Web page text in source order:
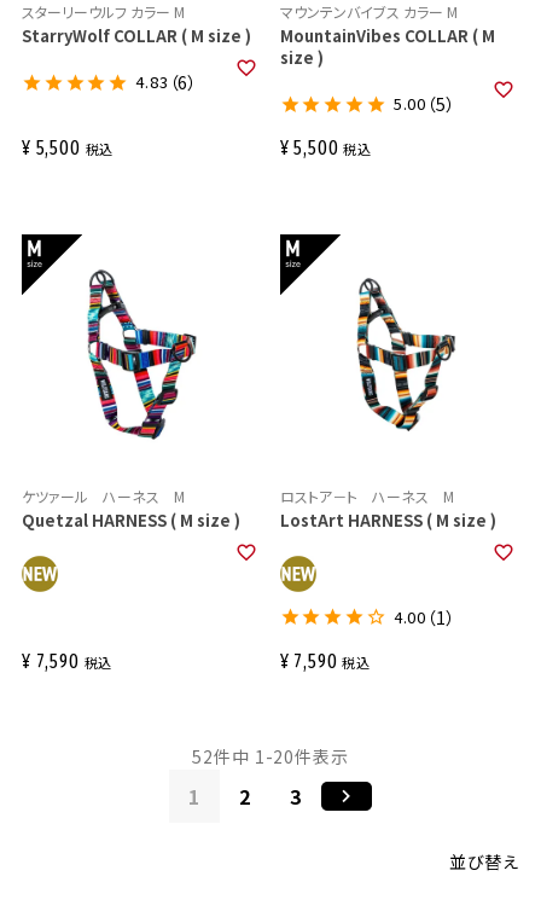
スターリーウルフ カラー M
StarryWolf COLLAR ( M size )
¥ 5,500 税込
4.83 （6）
マウンテンバイブス カラー M
MountainVibes COLLAR ( M
size )
¥ 5,500 税込
5.00 （5）
ケツァール ハーネス M
Quetzal HARNESS ( M size )
¥ 7,590 税込
ロストア－ト ハーネス M
LostArt HARNESS ( M size )
¥ 7,590 税込
4.00 （1）
並び替え
52件中 1 -20件表示
1 2 3